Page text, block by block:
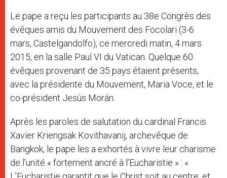
Le pape a reçu les participants au 38e Congrès des
évêques amis du Mouvement des Focolari (3-6
mars, Castelgandolfo), ce mercredi matin, 4 mars
2015, en la salle Paul VI du Vatican. Quelque 60
évêques provenant de 35 pays étaient présents,
avec la présidente du Mouvement, Maria Voce, et le
co-président Jesús Morán.
Après les paroles de salutation du cardinal Francis
Xavier Kriengsak Kovithavanij, archevêque de
Bangkok, le pape les a exhortés à vivre leur charisme
de l’unité « fortement ancré à l’Eucharistie » : «